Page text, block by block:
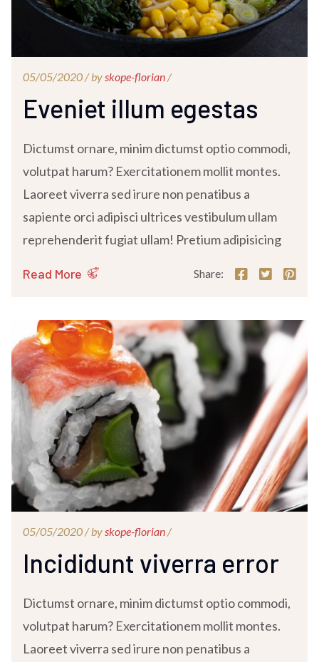
05/05/2020 /byskope-florian/
Eveniet illum egestas
Dictumst ornare, minim dictumst optio commodi,
volutpat harum? Exercitationem mollit montes.
Laoreet viverra sed irure non penatibus a
sapiente orci adipisci ultrices vestibulum ullam
reprehenderit fugiat ullam! Pretium adipisicing
Read More Share:
05/05/2020 /byskope-florian/
Incididunt viverra error
Dictumst ornare, minim dictumst optio commodi,
volutpat harum? Exercitationem mollit montes.
Laoreet viverra sed irure non penatibus a